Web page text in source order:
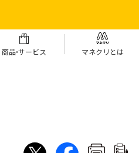
商品・サービス マネクリとは